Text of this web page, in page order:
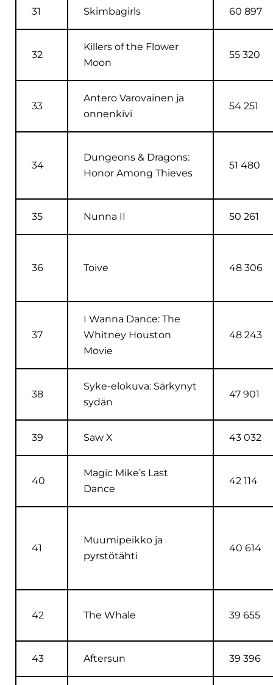
31 Skimbagirls 60 897
32
Killers of the Flower
Moon
55 320
33
Antero Varovainen ja
onnenkivi
54 251
34
Dungeons & Dragons:
Honor Among Thieves
51 480
35 Nunna II 50 261
36 Toive 48 306
37
I Wanna Dance: The
Whitney Houston
Movie
48 243
38
Syke-elokuva: Särkynyt
sydän
47 901
39 Saw X 43 032
40
Magic Mike’s Last
Dance
42 114
41
Muumipeikko ja
pyrstötähti
40 614
42 The Whale 39 655
43 Aftersun 39 396